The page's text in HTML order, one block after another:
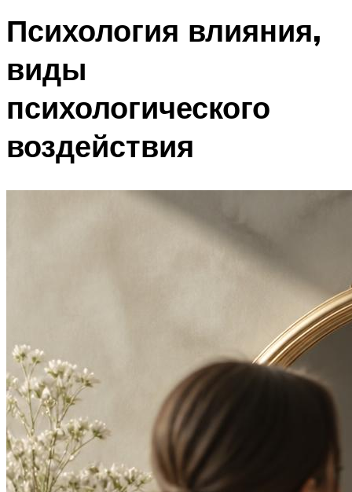
Психология влияния,
виды
психологического
воздействия